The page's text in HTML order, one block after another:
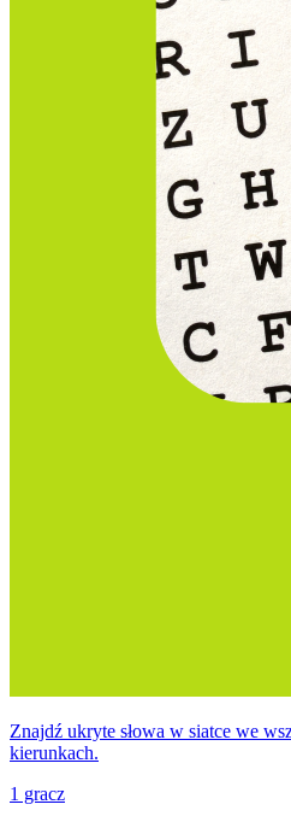
Znajdź ukryte słowa w siatce we
kierunkach.
1 gracz